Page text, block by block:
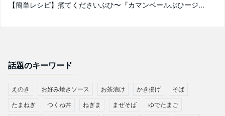
【簡単レシピ】煮てくださいぶひ〜『カマンベールぶひージ...
話題のキーワード
えのき お好み焼きソース お茶漬け かき揚げ そば
たまねぎ つくね丼 ねぎま まぜそば ゆでたまご